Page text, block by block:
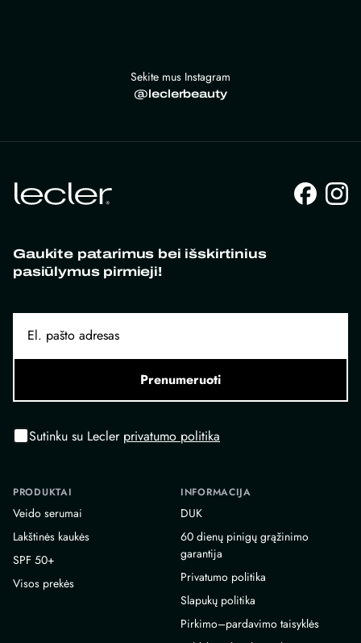
Sekite mus Instagram
@leclerbeauty
Gaukite patarimus bei išskirtinius
pasiūlymus pirmieji!
Prenumeruoti
Sutinku su Lecler privatumo politika
PRODUKTAI
Veido serumai
Lakštinės kaukės
SPF 50+
Visos prekės
INFORMACIJA
DUK
60 dienų pinigų grąžinimo
garantija
Privatumo politika
Slapukų politika
Pirkimo–pardavimo taisyklės